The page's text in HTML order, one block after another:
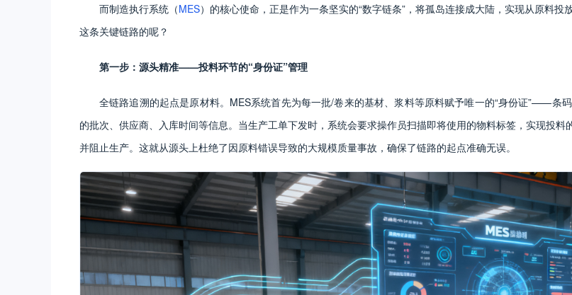
而制造执行系统（MES）的核心使命，正是作为一条坚实的“数字链条”，将孤岛连接成大陆，实现从原料投
这条关键链路的呢？
第一步：源头精准——投料环节的“身份证”管理
全链路追溯的起点是原材料。MES系统首先为每一批/卷来的基材、浆料等原料赋予唯一的“身份证”——条
的批次、供应商、入库时间等信息。当生产工单下发时，系统会要求操作员扫描即将使用的物料标签，实现投
并阻止生产。这就从源头上杜绝了因原料错误导致的大规模质量事故，确保了链路的起点准确无误。